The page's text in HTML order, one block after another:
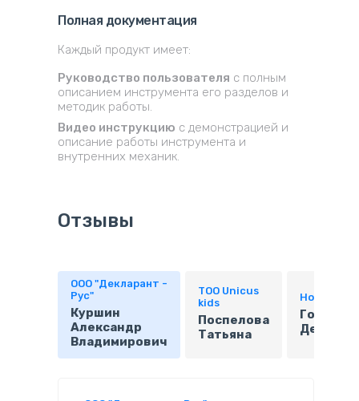
Полная документация
Каждый продукт имеет:
Руководство пользователя с полным
описанием инструмента его разделов и
методик работы.
Видео инструкцию с демонстрацией и
описание работы инструмента и
внутренних механик.
Отзывы
Куршин
Александр
Владимирович
ООО "Декларант -
Рус"
Поспелова
Татьяна
ТОО Unicus
kids
Денис
Нонстоп